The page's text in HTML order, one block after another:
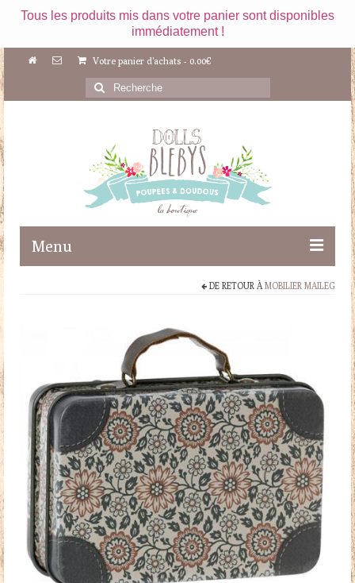
Tous les produits mis dans votre panier sont disponibles
immédiatement !
Votre panier d'achats - 0.00€
Rechercher
:
Menu
Doudous
Mobilier & Accessoires
Blog
Contact
Panier
DE RETOUR À MOBILIER MAILEG